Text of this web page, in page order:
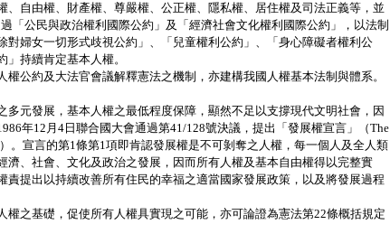
、自由權、財產權、尊嚴權、公正權、隱私權、居住權及司法正義等，並
「公民與政治權利國際公約」及「經濟社會文化權利國際公約」，以法制
對婦女一切形式歧視公約」、「兒童權利公約」、「身心障礙者權利公
持續肯定基本人權。
約及大法官會議解釋憲法之機制，亦建構我國人權基本法制與體系。
元發展，基本人權之最低程度保障，顯然不足以支撐現代文明社會，因
年12月4日聯合國大會通過第41/128號決議，提出「發展權宣言」（The
。宣言的第1條第1項即肯認發展權是不可剝奪之人權，每一個人及全人類
濟、社會、文化及政治之發展，因而所有人權及基本自由權得以完整實
責提出以持續改善所有住民的幸福之適當國家發展政策，以及將發展過程
之基礎，促使所有人權具實現之可能，亦可論證為憲法第22條概括規定